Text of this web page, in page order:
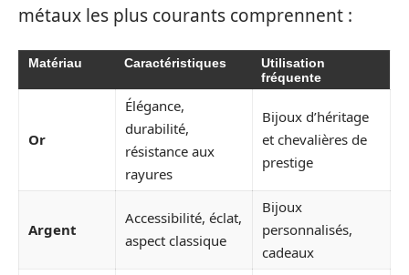
métaux les plus courants comprennent :
Matériau Caractéristiques
Utilisation
fréquente
Or
Élégance,
durabilité,
résistance aux
rayures
Bijoux d’héritage
et chevalières de
prestige
Argent
Accessibilité, éclat,
aspect classique
Bijoux
personnalisés,
cadeaux